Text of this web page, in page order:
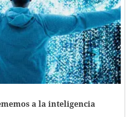
a la inteligencia